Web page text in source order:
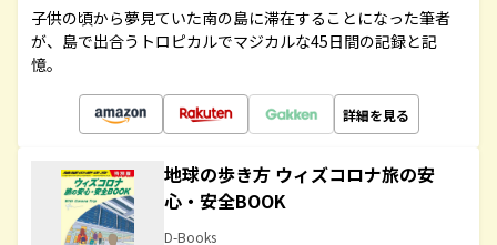
子供の頃から夢見ていた南の島に滞在することになった筆者
が、島で出合うトロピカルでマジカルな45日間の記録と記
憶。
詳細を見る
地球の歩き方 ウィズコロナ旅の安
心・安全BOOK
D-Books